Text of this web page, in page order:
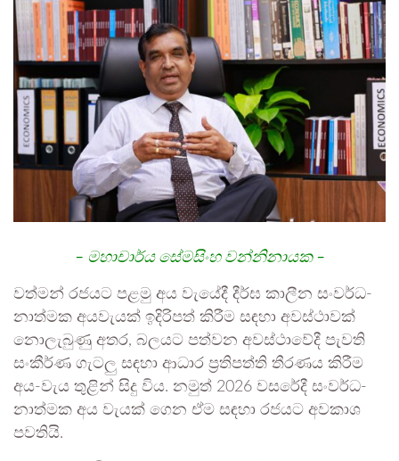
– මහාචාර්ය සේමසිංහ වන්නිනායක –
වත්මන් රජ­යට පළමු අය වැයේදී දීර්ඝ කාලීන සංව­ර්ධ­
නා­ත්මක අය­වැ­යක් ඉදි­රි­පත් කිරීම සඳහා අව­ස්ථා­වක්
නොලැ­බුණු අතර, බල­යට පත්වන අව­ස්ථා­වේදී පැවති
සංකීර්ණ ගැටලු සඳහා ආධාර ප්‍රති­පත්ති තීරණය කිරීම
අය-වැය තුළින් සිදු විය. නමුත් 2026 වස­රේදී සංව­ර්ධ­
නා­ත්මක අය වැයක් ගෙන ­ඒම සඳහා රජ­යට අව­කාශ
පව­තියි.